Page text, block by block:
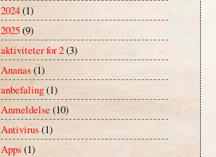
2024(1)
2025(9)
aktiviteter for 2(3)
Ananas(1)
anbefaling(1)
Anmeldelse(10)
Antivirus(1)
Apps(1)